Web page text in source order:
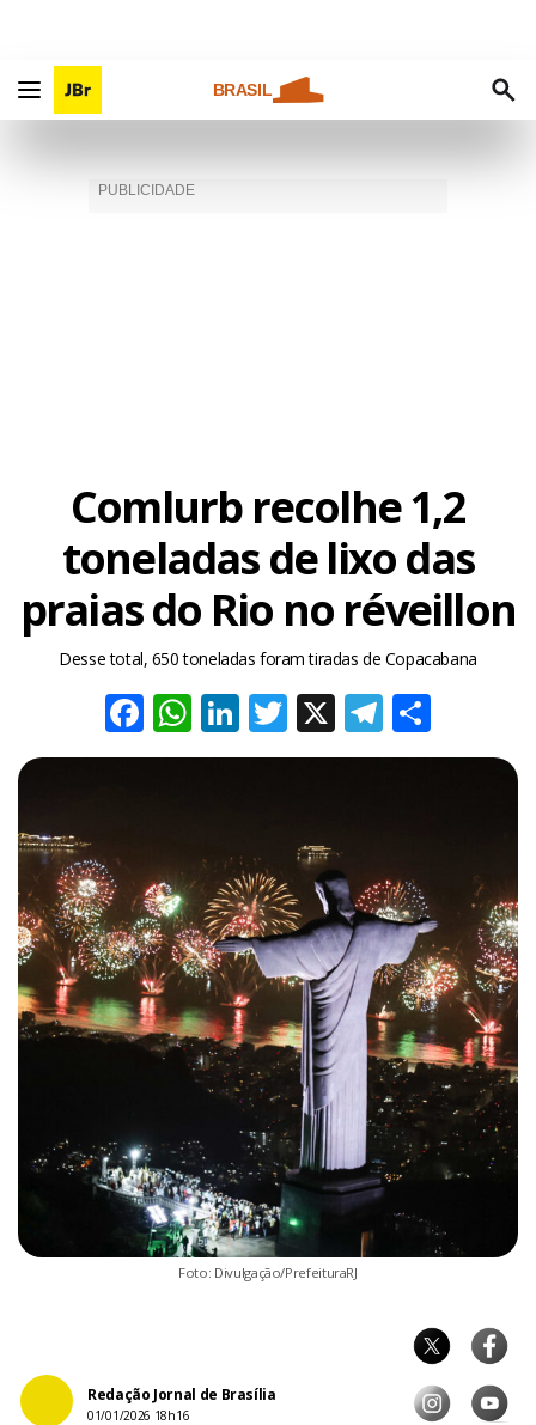
BRASIL
Comlurb recolhe 1,2
toneladas de lixo das
praias do Rio no réveillon
Desse total, 650 toneladas foram tiradas de Copacabana
Facebook
WhatsApp
LinkedIn
Twitter
X
Foto: Divulgação/PrefeituraRJ
Redação Jornal de Brasília
01/01/2026 18h16